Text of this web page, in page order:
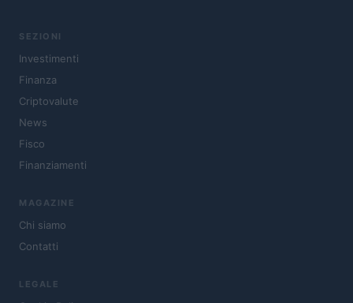
SEZIONI
Investimenti
Finanza
Criptovalute
News
Fisco
Finanziamenti
MAGAZINE
Chi siamo
Contatti
LEGALE